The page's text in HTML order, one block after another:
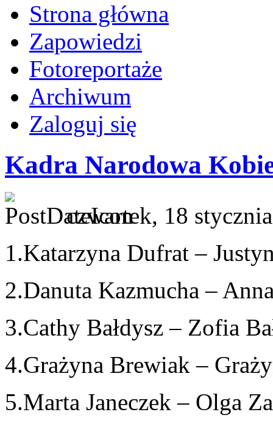
Strona główna
Zapowiedzi
Fotoreportaże
Archiwum
Zaloguj się
Kadra Narodowa
czwartek, 18
1.Katarzyna Dufrat –
2.Danuta Kazmucha –
3.Cathy Bałdysz – Zofia
4.Grażyna Brewiak –
5.Marta Janeczek – Olga